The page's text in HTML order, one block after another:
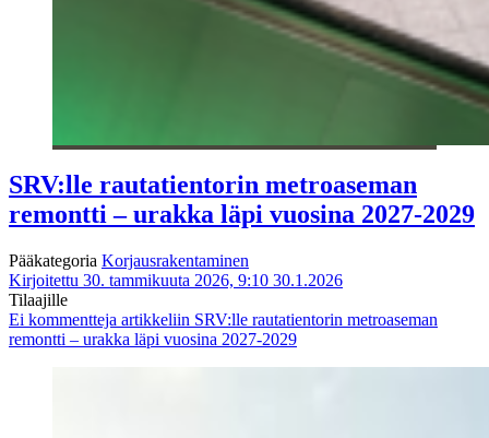
SRV:lle rautatientorin metroaseman
remontti – urakka läpi vuosina 2027-2029
Pääkategoria Korjausrakentaminen
Kirjoitettu 30. tammikuuta 2026, 9:10 30.1.2026
Tilaajille
Ei kommentteja artikkeliin SRV:lle rautatientorin metroaseman
remontti – urakka läpi vuosina 2027-2029